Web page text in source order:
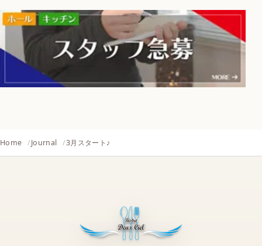
Home Journal 3月スタート♪